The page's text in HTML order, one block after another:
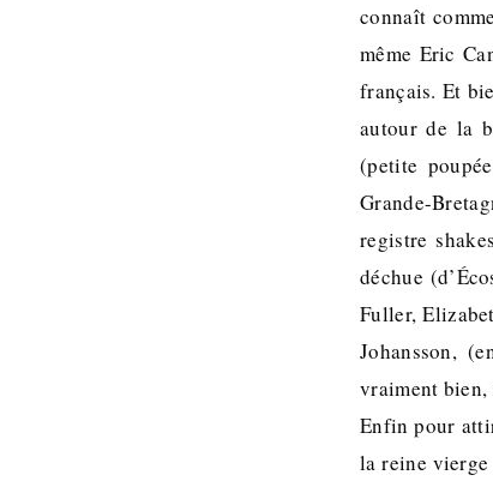
connaît
même Eric
français. Et
autour de la
(petite
Grande-
registre
déchue
Fuller,
Johansson,
vraiment bien,
Enfin pour
la reine